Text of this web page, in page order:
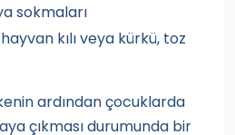
sokmaları
kılı veya kürkü, toz
ardından çocuklarda
çıkması durumunda bir